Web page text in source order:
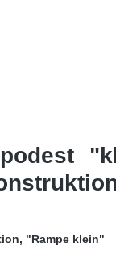
"Rampe klein"